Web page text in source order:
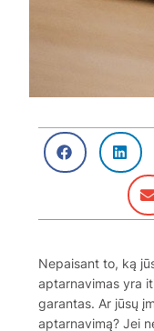
Nepaisant to, ką
aptarnavimas yra
garantas. Ar jūsų
aptarnavimą? Jei